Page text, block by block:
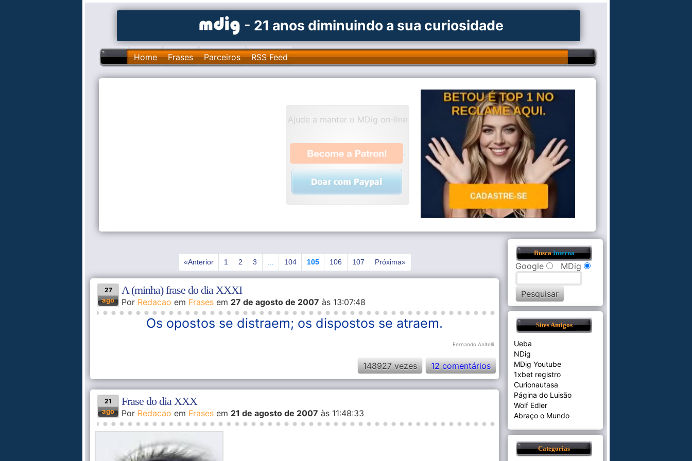
- 21 anos diminuindo a sua curiosidade
Home Frases Parceiros RSS Feed
Ajude a manter o MDig on-line
.
«Anterior«Anterior
1 2 3
...
104104105
105
106 106107 107Próxima»
27
ago
A (minha) frase do dia XXXI
Por Redacao em Frases em 27 de agosto de 2007 às 13:07:48
Os opostos se distraem; os dispostos se atraem.
Fernando Anitelli
12 comentários
148927 vezes
21
ago
Frase do dia XXX
Por Redacao em Frases em 21 de agosto de 2007 às 11:48:33
BuscaInterna
Google MDig
Sites Amigos
Ueba
NDig
MDig Youtube
1xbet registro
Curionautasa
Página do Luisão
Wolf Edler
Abraço o Mundo
Categorias